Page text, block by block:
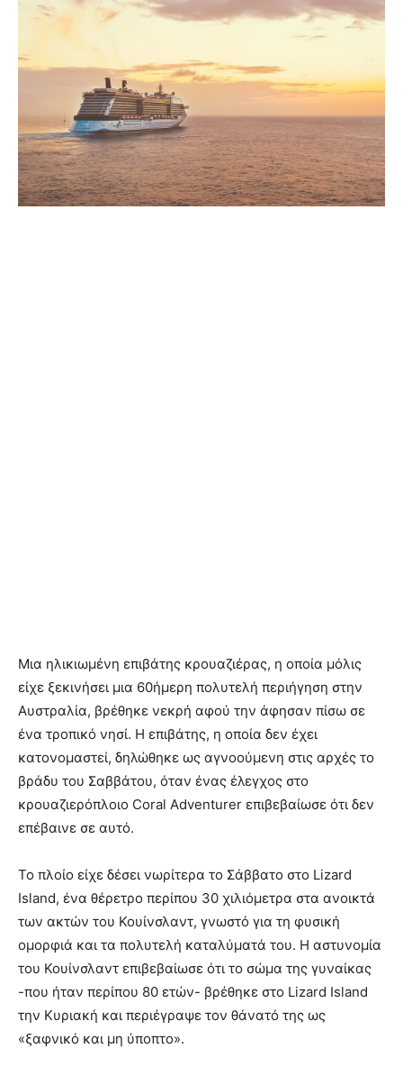
Μια ηλικιωμένη επιβάτης κρουαζιέρας, η οποία μόλις
είχε ξεκινήσει μια 60ήμερη πολυτελή περιήγηση στην
Αυστραλία, βρέθηκε νεκρή αφού την άφησαν πίσω σε
ένα τροπικό νησί. Η επιβάτης, η οποία δεν έχει
κατονομαστεί, δηλώθηκε ως αγνοούμενη στις αρχές το
βράδυ του Σαββάτου, όταν ένας έλεγχος στο
κρουαζιερόπλοιο Coral Adventurer επιβεβαίωσε ότι δεν
επέβαινε σε αυτό.
Το πλοίο είχε δέσει νωρίτερα το Σάββατο στο Lizard
Island, ένα θέρετρο περίπου 30 χιλιόμετρα στα ανοικτά
των ακτών του Κουίνσλαντ, γνωστό για τη φυσική
ομορφιά και τα πολυτελή καταλύματά του. Η αστυνομία
του Κουίνσλαντ επιβεβαίωσε ότι το σώμα της γυναίκας
-που ήταν περίπου 80 ετών- βρέθηκε στο Lizard Island
την Κυριακή και περιέγραψε τον θάνατό της ως
«ξαφνικό και μη ύποπτο».